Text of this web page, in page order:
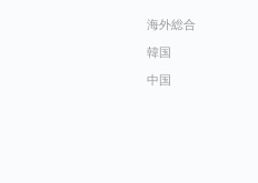
海外総合
韓国
中国